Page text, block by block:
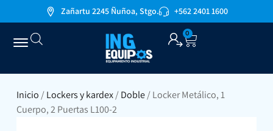
Zañartu 2245 Ñuñoa, Stgo. +562 2401 1600
0
Inicio/Lockers y kardex/Doble/ Locker Metálico, 1
Cuerpo, 2 Puertas L100-2